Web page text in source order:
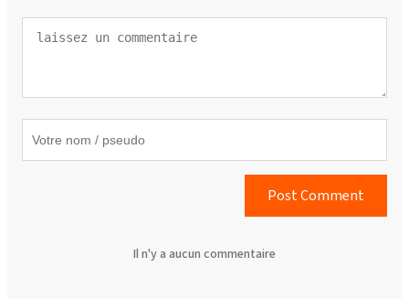
Post Comment
Il n'y a aucun commentaire